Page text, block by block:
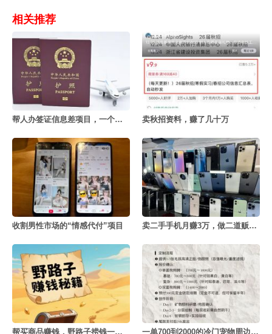
相关推荐
帮人办签证信息差项目，一个月赚几十万 卖秋招资料，赚了几十万
收割男性市场的“情感代付”项目 卖二手手机月赚3万，做二道贩子的利赚钱密决
帮买商品赚钱，野路子捞钱一天赚3000+ 一单700到2000的冷门宠物周边定制项目